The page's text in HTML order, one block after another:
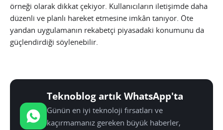
örneği olarak dikkat çekiyor. Kullanıcıların iletişimde daha
düzenli ve planlı hareket etmesine imkân tanıyor. Öte
yandan uygulamanın rekabetçi piyasadaki konumunu da
güçlendirdiği söylenebilir.
Teknoblog artık WhatsApp'ta
Günün en iyi teknoloji fırsatları ve
kaçırmamanız gereken büyük haberler,